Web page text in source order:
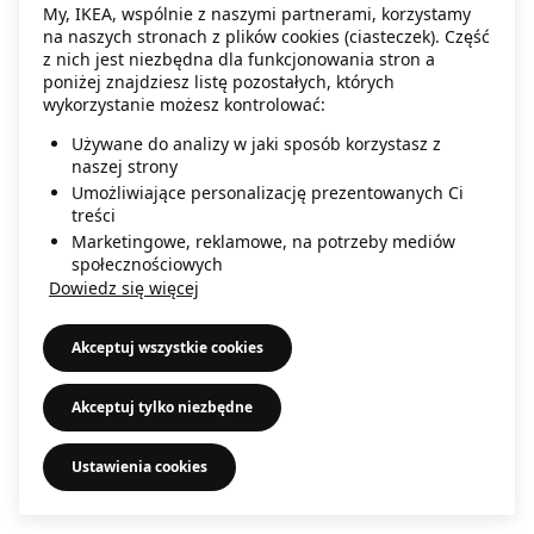
information).
My, IKEA, wspólnie z naszymi partnerami, korzystamy
na naszych stronach z plików cookies (ciasteczek). Część
z nich jest niezbędna dla funkcjonowania stron a
poniżej znajdziesz listę pozostałych, których
wykorzystanie możesz kontrolować:
Używane do analizy w jaki sposób korzystasz z
naszej strony
Umożliwiające personalizację prezentowanych Ci
treści
Marketingowe, reklamowe, na potrzeby mediów
społecznościowych
Dowiedz się więcej
Akceptuj wszystkie cookies
Akceptuj tylko niezbędne
Ustawienia cookies